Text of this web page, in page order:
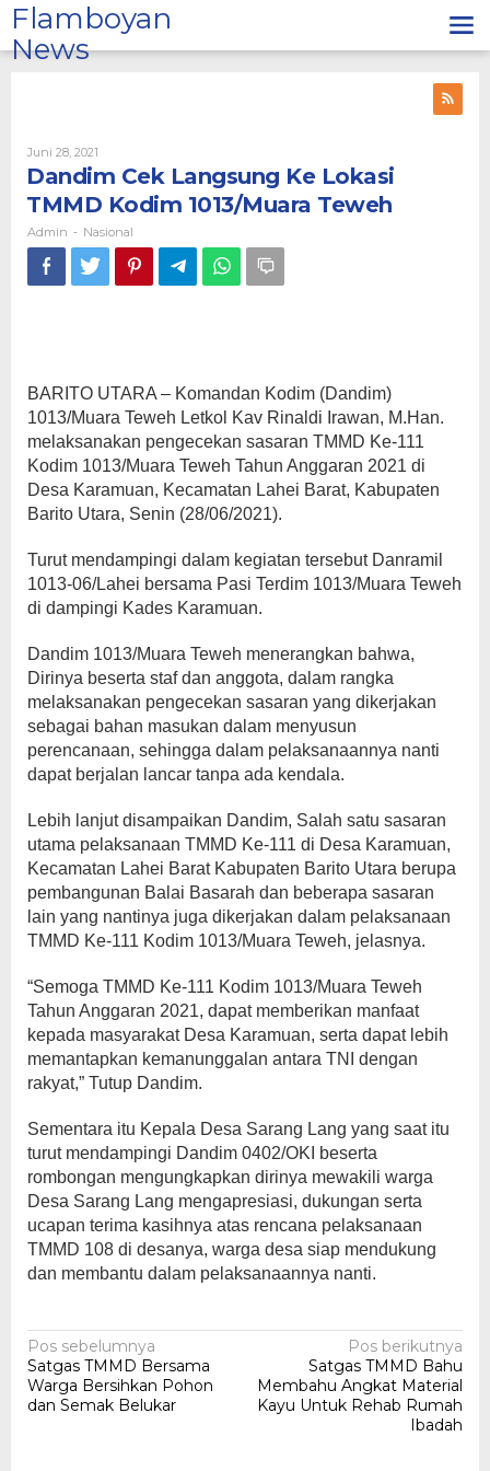
Lewati
ke
konten
Flamboyan
News
Juni 28, 2021
Admin
Dandim Cek Langsung Ke Lokasi
TMMD Kodim 1013/Muara Teweh
Admin - Nasional
BARITO UTARA – Komandan Kodim (Dandim)
1013/Muara Teweh Letkol Kav Rinaldi Irawan, M.Han.
melaksanakan pengecekan sasaran TMMD Ke-111
Kodim 1013/Muara Teweh Tahun Anggaran 2021 di
Desa Karamuan, Kecamatan Lahei Barat, Kabupaten
Barito Utara, Senin (28/06/2021).
Turut mendampingi dalam kegiatan tersebut Danramil
1013-06/Lahei bersama Pasi Terdim 1013/Muara Teweh
di dampingi Kades Karamuan.
Dandim 1013/Muara Teweh menerangkan bahwa,
Dirinya beserta staf dan anggota, dalam rangka
melaksanakan pengecekan sasaran yang dikerjakan
sebagai bahan masukan dalam menyusun
perencanaan, sehingga dalam pelaksanaannya nanti
dapat berjalan lancar tanpa ada kendala.
Lebih lanjut disampaikan Dandim, Salah satu sasaran
utama pelaksanaan TMMD Ke-111 di Desa Karamuan,
Kecamatan Lahei Barat Kabupaten Barito Utara berupa
pembangunan Balai Basarah dan beberapa sasaran
lain yang nantinya juga dikerjakan dalam pelaksanaan
TMMD Ke-111 Kodim 1013/Muara Teweh, jelasnya.
“Semoga TMMD Ke-111 Kodim 1013/Muara Teweh
Tahun Anggaran 2021, dapat memberikan manfaat
kepada masyarakat Desa Karamuan, serta dapat lebih
memantapkan kemanunggalan antara TNI dengan
rakyat,” Tutup Dandim.
Sementara itu Kepala Desa Sarang Lang yang saat itu
turut mendampingi Dandim 0402/OKI beserta
rombongan mengungkapkan dirinya mewakili warga
Desa Sarang Lang mengapresiasi, dukungan serta
ucapan terima kasihnya atas rencana pelaksanaan
TMMD 108 di desanya, warga desa siap mendukung
dan membantu dalam pelaksanaannya nanti.
Navigasi
pos
Pos sebelumnya
Satgas TMMD Bersama
Warga Bersihkan Pohon
dan Semak Belukar
Pos berikutnya
Satgas TMMD Bahu
Membahu Angkat Material
Kayu Untuk Rehab Rumah
Ibadah